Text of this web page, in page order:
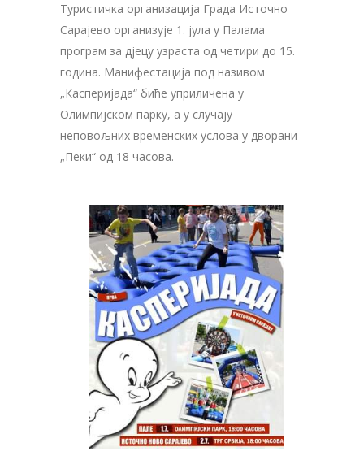
Туристичка организација Града Источно
Сарајево организује 1. јула у Палама
програм за дјецу узраста од четири до 15.
година. Манифестација под називом
„Касперијада“ биће уприличена у
Олимпијском парку, а у случају
неповољних временских услова у дворани
„Пеки“ од 18 часова.